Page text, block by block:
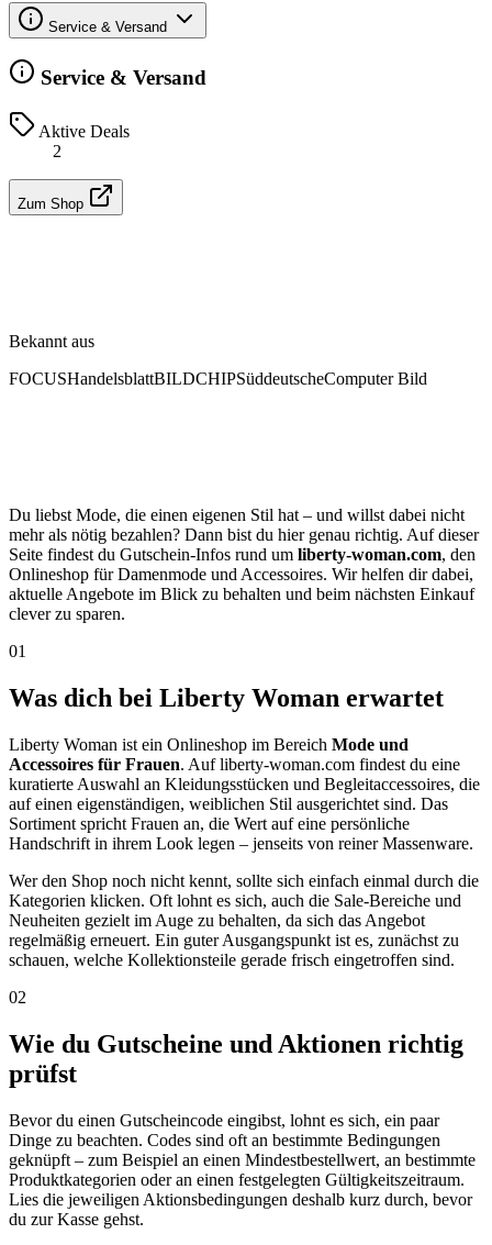
Service & Versand
Service & Versand
Aktive Deals
2
Zum Shop
Bekannt aus
FOCUSHandelsblattBILDCHIPSüddeutscheComputer Bild
Du liebst Mode, die einen eigenen Stil hat – und willst dabei nicht
mehr als nötig bezahlen? Dann bist du hier genau richtig. Auf dieser
Seite findest du Gutschein-Infos rund um liberty-woman.com, den
Onlineshop für Damenmode und Accessoires. Wir helfen dir dabei,
aktuelle Angebote im Blick zu behalten und beim nächsten Einkauf
clever zu sparen.
01
Was dich bei Liberty Woman erwartet
Liberty Woman ist ein Onlineshop im Bereich Mode und
Accessoires für Frauen. Auf liberty-woman.com findest du eine
kuratierte Auswahl an Kleidungsstücken und Begleitaccessoires, die
auf einen eigenständigen, weiblichen Stil ausgerichtet sind. Das
Sortiment spricht Frauen an, die Wert auf eine persönliche
Handschrift in ihrem Look legen – jenseits von reiner Massenware.
Wer den Shop noch nicht kennt, sollte sich einfach einmal durch die
Kategorien klicken. Oft lohnt es sich, auch die Sale-Bereiche und
Neuheiten gezielt im Auge zu behalten, da sich das Angebot
regelmäßig erneuert. Ein guter Ausgangspunkt ist es, zunächst zu
schauen, welche Kollektionsteile gerade frisch eingetroffen sind.
02
Wie du Gutscheine und Aktionen richtig
prüfst
Bevor du einen Gutscheincode eingibst, lohnt es sich, ein paar
Dinge zu beachten. Codes sind oft an bestimmte Bedingungen
geknüpft – zum Beispiel an einen Mindestbestellwert, an bestimmte
Produktkategorien oder an einen festgelegten Gültigkeitszeitraum.
Lies die jeweiligen Aktionsbedingungen deshalb kurz durch, bevor
du zur Kasse gehst.